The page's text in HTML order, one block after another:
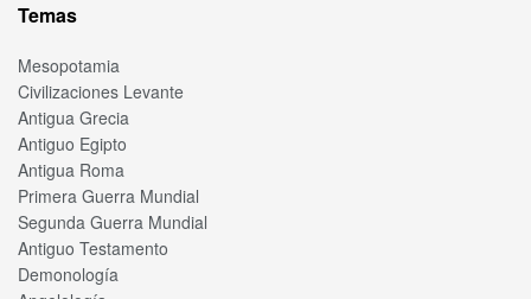
Temas
Mesopotamia
Civilizaciones Levante
Antigua Grecia
Antiguo Egipto
Antigua Roma
Primera Guerra Mundial
Segunda Guerra Mundial
Antiguo Testamento
Demonología